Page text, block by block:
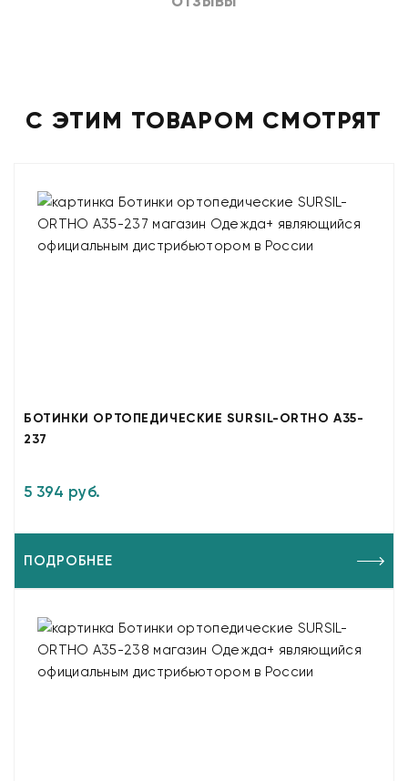
С ЭТИМ ТОВАРОМ СМОТРЯТ
БОТИНКИ ОРТОПЕДИЧЕСКИЕ SURSIL-ORTHO A35-
237
5 394 руб.
ПОДРОБНЕЕ